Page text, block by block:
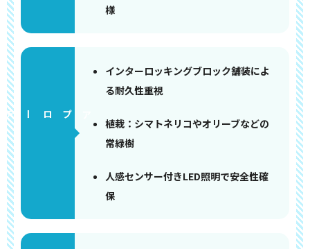
様
アプローチ
インターロッキングブロック舗装によ
る耐久性重視
植栽：シマトネリコやオリーブなどの
常緑樹
人感センサー付きLED照明で安全性確
保